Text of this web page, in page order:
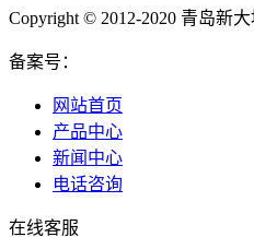
Copyright © 2012-2020 青岛新
备案号：
网站首页
产品中心
新闻中心
电话咨询
在线客服